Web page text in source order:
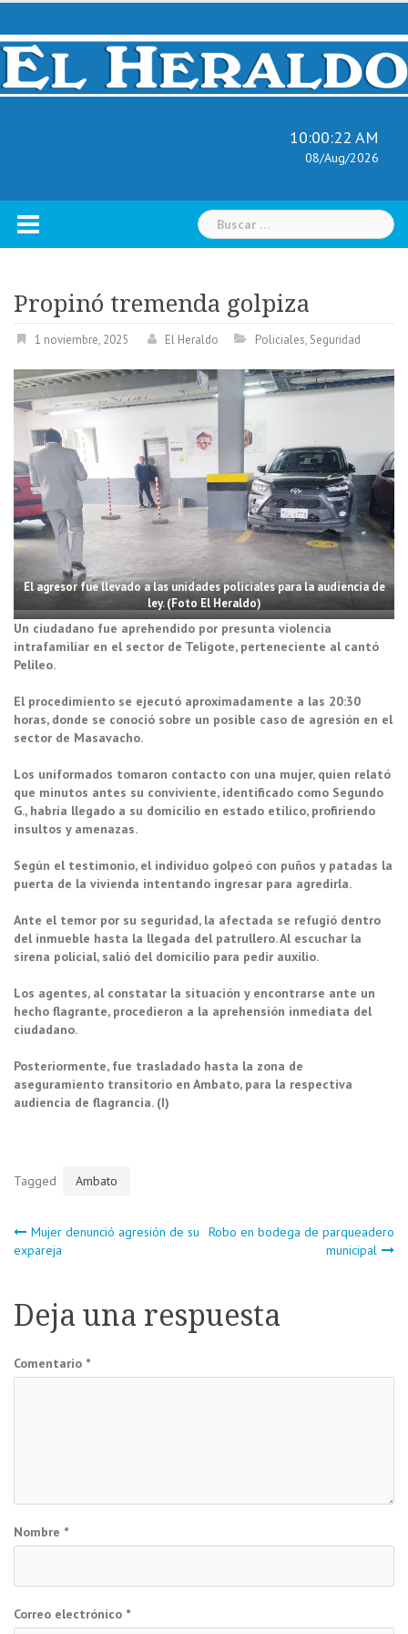
Skip
content
10:00:23 AM
08/Aug/2026
Buscar:
Propinó tremenda golpiza
1 noviembre, 2025 El Heraldo Policiales, Seguridad
El agresor fue llevado a las unidades policiales para la audiencia de
ley. (Foto El Heraldo)
Un ciudadano fue aprehendido por presunta violencia
intrafamiliar en el sector de Teligote, perteneciente al cantó
Pelileo.
El procedimiento se ejecutó aproximadamente a las 20:30
horas, donde se conoció sobre un posible caso de agresión en el
sector de Masavacho.
Los uniformados tomaron contacto con una mujer, quien relató
que minutos antes su conviviente, identificado como Segundo
G., habría llegado a su domicilio en estado etílico, profiriendo
insultos y amenazas.
Según el testimonio, el individuo golpeó con puños y patadas la
puerta de la vivienda intentando ingresar para agredirla.
Ante el temor por su seguridad, la afectada se refugió dentro
del inmueble hasta la llegada del patrullero. Al escuchar la
sirena policial, salió del domicilio para pedir auxilio.
Los agentes, al constatar la situación y encontrarse ante un
hecho flagrante, procedieron a la aprehensión inmediata del
ciudadano.
Posteriormente, fue trasladado hasta la zona de
aseguramiento transitorio en Ambato, para la respectiva
audiencia de flagrancia. (I)
Tagged Ambato
Navegación
entradas
Mujer denunció agresión de su
expareja
Robo en bodega de parqueadero
municipal
Deja una respuesta
Comentario *
Nombre *
Correo electrónico *